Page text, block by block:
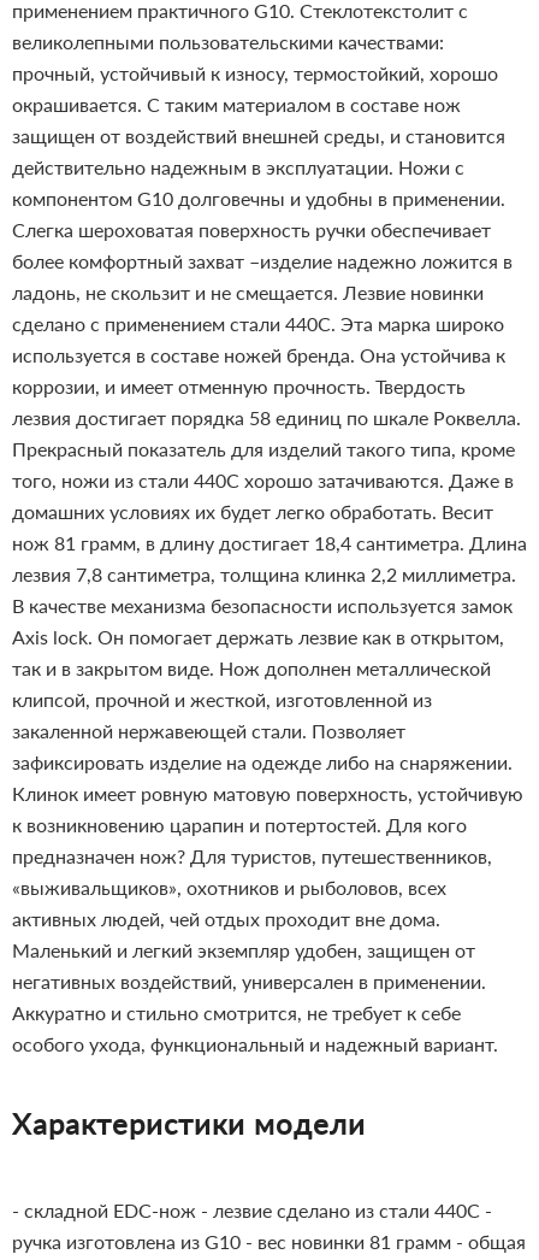
применением практичного G10. Стеклотекстолит с
великолепными пользовательскими качествами:
прочный, устойчивый к износу, термостойкий, хорошо
окрашивается. С таким материалом в составе нож
защищен от воздействий внешней среды, и становится
действительно надежным в эксплуатации. Ножи с
компонентом G10 долговечны и удобны в применении.
Слегка шероховатая поверхность ручки обеспечивает
более комфортный захват –изделие надежно ложится в
ладонь, не скользит и не смещается. Лезвие новинки
сделано с применением стали 440С. Эта марка широко
используется в составе ножей бренда. Она устойчива к
коррозии, и имеет отменную прочность. Твердость
лезвия достигает порядка 58 единиц по шкале Роквелла.
Прекрасный показатель для изделий такого типа, кроме
того, ножи из стали 440С хорошо затачиваются. Даже в
домашних условиях их будет легко обработать. Весит
нож 81 грамм, в длину достигает 18,4 сантиметра. Длина
лезвия 7,8 сантиметра, толщина клинка 2,2 миллиметра.
В качестве механизма безопасности используется замок
Axis lock. Он помогает держать лезвие как в открытом,
так и в закрытом виде. Нож дополнен металлической
клипсой, прочной и жесткой, изготовленной из
закаленной нержавеющей стали. Позволяет
зафиксировать изделие на одежде либо на снаряжении.
Клинок имеет ровную матовую поверхность, устойчивую
к возникновению царапин и потертостей. Для кого
предназначен нож? Для туристов, путешественников,
«выживальщиков», охотников и рыболовов, всех
активных людей, чей отдых проходит вне дома.
Маленький и легкий экземпляр удобен, защищен от
негативных воздействий, универсален в применении.
Аккуратно и стильно смотрится, не требует к себе
особого ухода, функциональный и надежный вариант.
Характеристики модели
- складной EDC-нож - лезвие сделано из стали 440С -
ручка изготовлена из G10 - вес новинки 81 грамм - общая